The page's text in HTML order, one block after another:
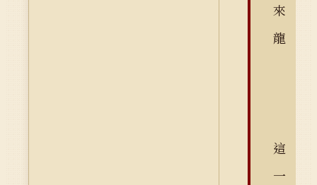
來
龍
這
一